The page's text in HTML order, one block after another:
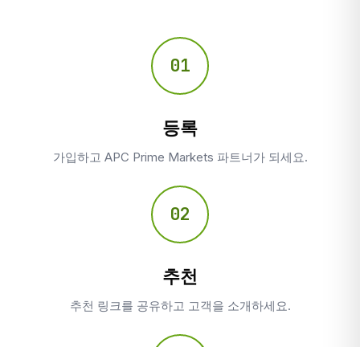
01
등록
가입하고 APC Prime Markets 파트너가 되세요.
02
추천
추천 링크를 공유하고 고객을 소개하세요.